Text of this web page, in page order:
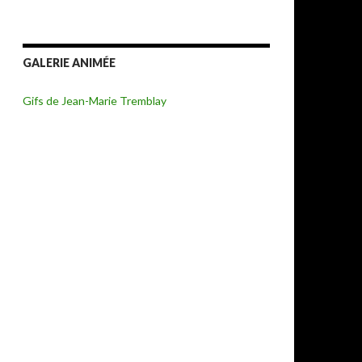
GALERIE ANIMÉE
Gifs de Jean-Marie Tremblay